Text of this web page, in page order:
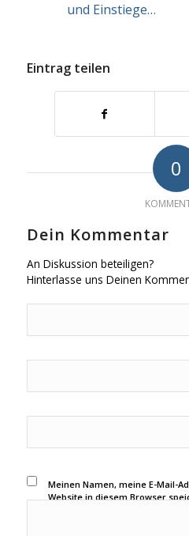
und Einstiege…
Eintrag teilen
0
Dein Kommentar
An Diskussion beteiligen?
Hinterlasse uns Deinen
Meinen Namen, meine E-Mail-
Website in diesem Browser